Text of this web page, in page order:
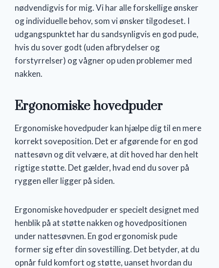
nødvendigvis for mig. Vi har alle forskellige ønsker
og individuelle behov, som vi ønsker tilgodeset. I
udgangspunktet har du sandsynligvis en god pude,
hvis du sover godt (uden afbrydelser og
forstyrrelser) og vågner op uden problemer med
nakken.
Ergonomiske hovedpuder
Ergonomiske hovedpuder kan hjælpe dig til en mere
korrekt soveposition. Det er afgørende for en god
nattesøvn og dit velvære, at dit hoved har den helt
rigtige støtte. Det gælder, hvad end du sover på
ryggen eller ligger på siden.
Ergonomiske hovedpuder er specielt designet med
henblik på at støtte nakken og hovedpositionen
under nattesøvnen. En god ergonomisk pude
former sig efter din sovestilling. Det betyder, at du
opnår fuld komfort og støtte, uanset hvordan du